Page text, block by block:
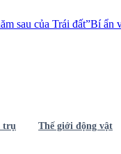
Trái đất”Bí ẩn vật chất
trụ Thế giới động vật